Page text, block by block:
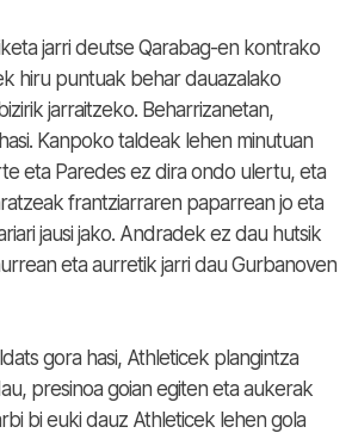
jarri deutse Qarabag-en kontrako
hiru puntuak behar dauazalako
jarraitzeko. Beharrizanetan,
Kanpoko taldeak lehen minutuan
eta Paredes ez dira ondo ulertu, eta
frantziarraren paparrean jo eta
jausi jako. Andradek ez dau hutsik
eta aurretik jarri dau Gurbanoven
gora hasi, Athleticek plangintza
presinoa goian egiten eta aukerak
bi euki dauz Athleticek lehen gola